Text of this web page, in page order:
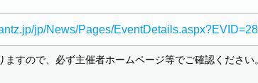
jp/News/Pages/
すので、必ず主催者ホームページ等でご確認ください